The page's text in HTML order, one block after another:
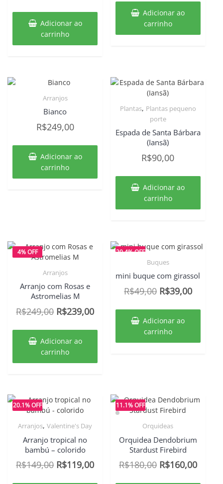
Adicionar ao
carrinho
original
era:
R$149,00.
Adicionar ao
carrinho
Arranjos
Bianco
R$249,00
Adicionar ao
carrinho
Plantas, Plantas pequeno
porte
Espada de Santa Bárbara
(Iansã)
R$90,00
Adicionar ao
carrinho
4% OFF
Arranjos
Arranjo com Rosas e
Astromelias M
R$249,00 O
original
era:
R$249,00.
R$239,00O
R$239,00.
Adicionar ao
carrinho
20.4% OFF
Buques
mini buque com girassol
R$49,00 O
original
era:
R$49,00.
R$39,00O
Adicionar ao
carrinho
20.1% OFF
Arranjos,Valentine's Day
Arranjo tropical no
bambú – colorido
R$149,00 O
R$119,00O
11.1% OFF
Orquideas
Orquidea Dendobrium
Stardust Firebird
R$180,00 O
R$160,00O